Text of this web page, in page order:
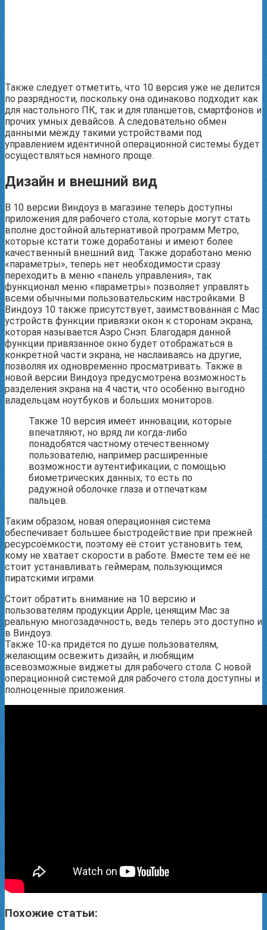
Также следует отметить, что 10 версия уже не делится
по разрядности, поскольку она одинаково подходит как
для настольного ПК, так и для планшетов, смартфонов и
прочих умных девайсов. А следовательно обмен
данными между такими устройствами под
управлением идентичной операционной системы будет
осуществляться намного проще.
Дизайн и внешний вид
В 10 версии Виндоуз в магазине теперь доступны
приложения для рабочего стола, которые могут стать
вполне достойной альтернативой программ Метро,
которые кстати тоже доработаны и имеют более
качественный внешний вид. Также доработано меню
«параметры», теперь нет необходимости сразу
переходить в меню «панель управления», так
функционал меню «параметры» позволяет управлять
всеми обычными пользовательским настройками. В
Виндоуз 10 также присутствует, заимствованная с Мас
устройств функции привязки окон к сторонам экрана,
которая называется Аэро Снэп. Благодаря данной
функции привязанное окно будет отображаться в
конкретной части экрана, не наслаиваясь на другие,
позволяя их одновременно просматривать. Также в
новой версии Виндоуз предусмотрена возможность
разделения экрана на 4 части, что особенно выгодно
владельцам ноутбуков и больших мониторов.
Также 10 версия имеет инновации, которые
впечатляют, но вряд ли когда-либо
понадобятся частному отечественному
пользователю, например расширенные
возможности аутентификации, с помощью
биометрических данных, то есть по
радужной оболочке глаза и отпечаткам
пальцев.
Таким образом, новая операционная система
обеспечивает большее быстродействие при прежней
ресурсоёмкости, поэтому её стоит установить тем,
кому не хватает скорости в работе. Вместе тем её не
стоит устанавливать геймерам, пользующимся
пиратскими играми.
Стоит обратить внимание на 10 версию и
пользователям продукции Apple, ценящим Мас за
реальную многозадачность, ведь теперь это доступно и
в Виндоуз.
Также 10-ка придётся по душе пользователям,
желающим освежить дизайн, и любящим
всевозможные виджеты для рабочего стола. С новой
операционной системой для рабочего стола доступны и
полноценные приложения.
Похожие статьи: